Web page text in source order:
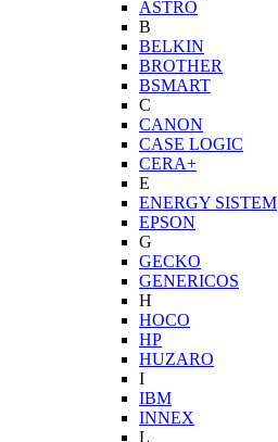
ASTRO
B
BELKIN
BROTHER
BSMART
C
CANON
CASE LOGIC
CERA+
E
ENERGY SISTEM
EPSON
G
GECKO
GENERICOS
H
HOCO
HP
HUZARO
I
IBM
INNEX
L